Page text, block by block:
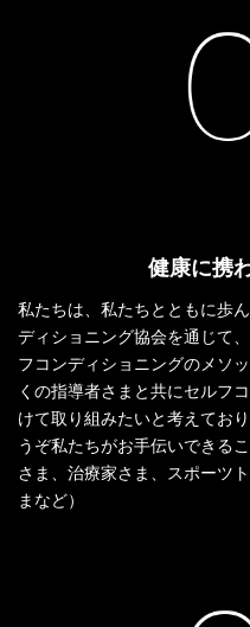
健康に携
私たちは、私たちとともに歩
ディショニング協会を通じて
フコンディショニングのメソ
くの指導者さまと共にセルフ
けて取り組みたいと考えてお
うぞ私たちがお手伝いできる
さま、治療家さま、スポーツ
まなど）